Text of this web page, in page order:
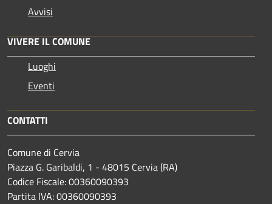
Avvisi
VIVERE IL COMUNE
Luoghi
Eventi
CONTATTI
Comune di Cervia
Piazza G. Garibaldi, 1 - 48015 Cervia (RA)
Codice Fiscale: 00360090393
Partita IVA: 00360090393